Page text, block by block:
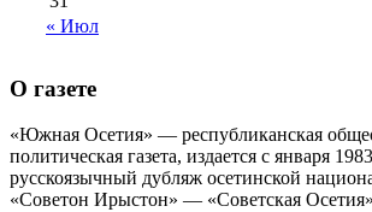
« Июл
О газете
«Южная Осетия» — республиканская
политическая газета, издается с января
русскоязычный дубляж осетинской
«Советон Ирыстон» — «Советская